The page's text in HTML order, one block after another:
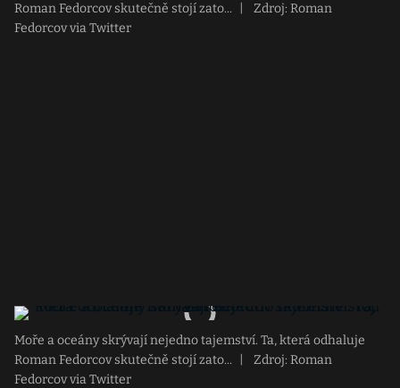
Roman Fedorcov skutečně stojí zato...
Zdroj: Roman
Fedorcov via Twitter
Moře a oceány skrývají nejedno tajemství. Ta, která odhaluje
Roman Fedorcov skutečně stojí zato...
Zdroj: Roman
Fedorcov via Twitter